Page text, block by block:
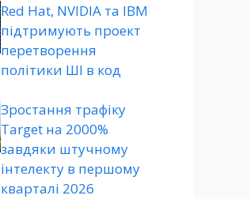
Red Hat, NVIDIA та IBM
підтримують проект
перетворення
політики ШІ в код
Зростання трафіку
Target на 2000%
завдяки штучному
інтелекту в першому
кварталі 2026